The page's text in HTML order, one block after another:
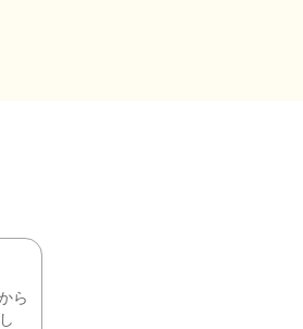
ら